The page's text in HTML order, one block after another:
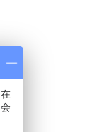
社